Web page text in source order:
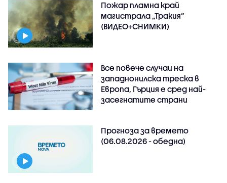
Пожар пламна край
магистрала „Тракия“
(ВИДЕО+СНИМКИ)
Все повече случаи на
западнонилска треска в
Европа, Гърция е сред най-
засегнатите страни
Прогноза за времето
(06.08.2026 - обедна)